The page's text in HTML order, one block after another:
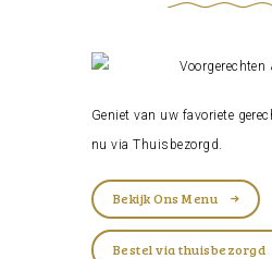
Geniet van uw favoriete
nu viaThuisbezorgd
Bekijk Ons Menu
Bestel via thuisbezorgd